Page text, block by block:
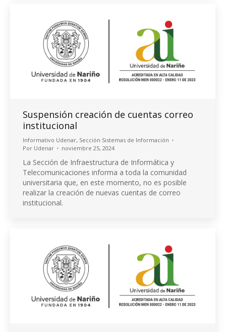
Suspensión creación de cuentas correo
institucional
Informativo Udenar, Sección Sistemas de Información
Por Udenar noviembre 25, 2024
La Sección de Infraestructura de Informática y
Telecomunicaciones informa a toda la comunidad
universitaria que, en este momento, no es posible
realizar la creación de nuevas cuentas de correo
institucional.